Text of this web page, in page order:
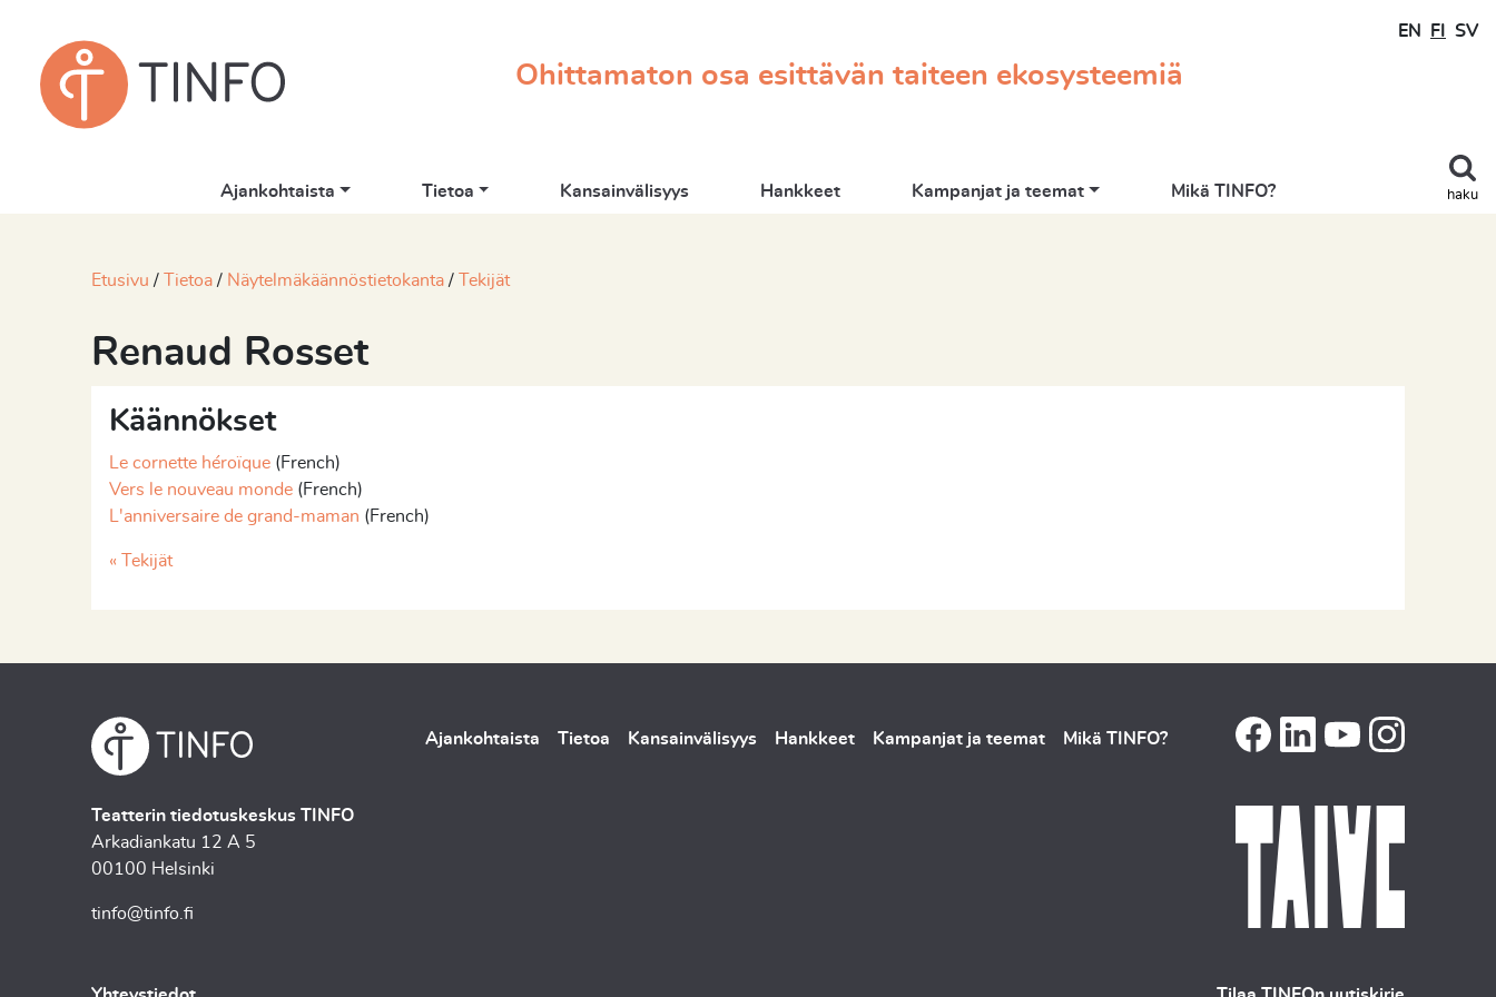
Ohittamaton osa esittävän taiteen ekosysteemiä
EN FI SV
haku
Ajankohtaista Tietoa Kansainvälisyys Hankkeet Kampanjat ja teemat Mikä TINFO?
Etusivu Tietoa Näytelmäkäännöstietokanta Tekijät
Renaud Rosset
Käännökset
Le cornette héroïque (French)
Vers le nouveau monde (French)
L'anniversaire de grand-maman (French)
« Tekijät
Teatterin tiedotuskeskus TINFO
Arkadiankatu 12 A 5
00100 Helsinki
tinfo@tinfo.fi
Ajankohtaista Tietoa Kansainvälisyys Hankkeet Kampanjat ja teemat Mikä TINFO?